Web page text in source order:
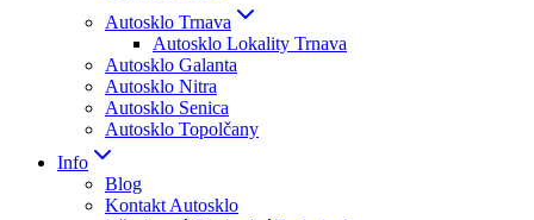
Autosklo Trnava
Autosklo Lokality Trnava
Autosklo Galanta
Autosklo Nitra
Autosklo Senica
Autosklo Topolčany
Info
Blog
Kontakt Autosklo